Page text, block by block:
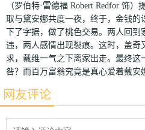
（罗伯特·雷德福 Robert Redfor 饰
取与黛安娜共度一夜，终于，金钱的
下了字据，做了桃色交易。两人回到
违，两人感情出现裂痕。这时，盖奇
求，戴维一气之下离家出走。最终
咎？而百万富翁究竟是真心爱着戴安
网友评论